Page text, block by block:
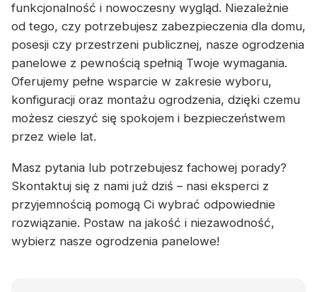
funkcjonalność i nowoczesny wygląd. Niezależnie
od tego, czy potrzebujesz zabezpieczenia dla domu,
posesji czy przestrzeni publicznej, nasze ogrodzenia
panelowe z pewnością spełnią Twoje wymagania.
Oferujemy pełne wsparcie w zakresie wyboru,
konfiguracji oraz montażu ogrodzenia, dzięki czemu
możesz cieszyć się spokojem i bezpieczeństwem
przez wiele lat.
Masz pytania lub potrzebujesz fachowej porady?
Skontaktuj się z nami już dziś – nasi eksperci z
przyjemnością pomogą Ci wybrać odpowiednie
rozwiązanie. Postaw na jakość i niezawodność,
wybierz nasze ogrodzenia panelowe!